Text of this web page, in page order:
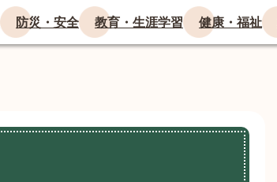
防災・安全 教育・生涯学習 健康・福祉